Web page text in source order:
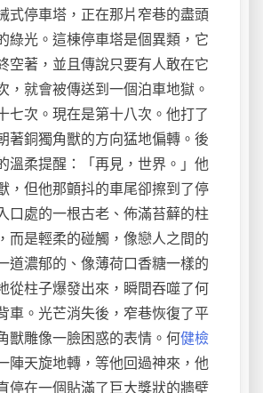
式停車塔，正在那片窄巷的盡頭
綠光。這棟停車塔是個異類，它
空著，並且傳說只要有人敢在它
，就會被傳送到一個泊車地獄。
七次。現在是第十八次。他打了
著銅獨角獸的方向猛地偏轉。後
溫柔提醒：「再見，世界。」他
，但他那顫抖的車尾卻擦到了停
口處的一根古老、佈滿苔蘚的柱
而是輕柔的碰觸，像戀人之間的
道濃郁的、像薄荷口香糖一樣的
從柱子爆發出來，瞬間吞噬了何
車。光芒消失後，窄巷恢復了平
獸雕像一臉困惑的表情。何健檢
陣天旋地轉，等他回過神來，他
停在一個貼滿了巨大獎狀的牆壁